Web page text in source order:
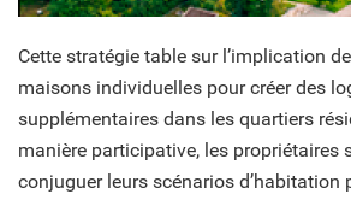
Cette stratégie table sur l’implication
maisons individuelles pour créer des
supplémentaires dans les quartiers
manière participative, les propriétaires
conjuguer leurs scénarios d’habitation